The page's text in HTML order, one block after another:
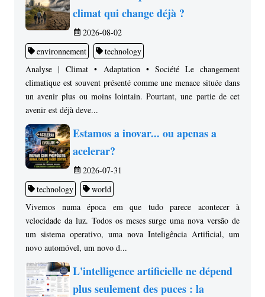
climat qui change déjà ?
2026-08-02
environnement
technology
Analyse | Climat • Adaptation • Société Le changement
climatique est souvent présenté comme une menace située dans
un avenir plus ou moins lointain. Pourtant, une partie de cet
avenir est déjà deve...
Estamos a inovar... ou apenas a
acelerar?
2026-07-31
technology
world
Vivemos numa época em que tudo parece acontecer à
velocidade da luz. Todos os meses surge uma nova versão de
um sistema operativo, uma nova Inteligência Artificial, um
novo automóvel, um novo d...
L'intelligence artificielle ne dépend
plus seulement des puces : la